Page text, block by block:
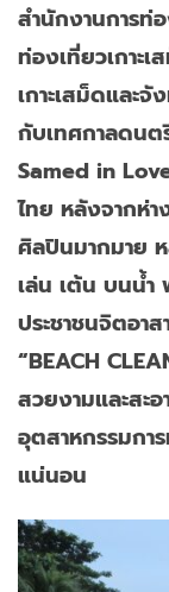
สำนักงานการท่
ท่องเที่ยวเกาะ
เกาะเสม็ดและ
กับเทศกาลดน
Samed in
ไทย หลังจากห่
ศิลปินมากมาย
เล่น เต้น บนน้
ประชาชนจิตอา
“BEACH
สวยงามและสะ
อุตสาหกรรมกา
แน่นอน